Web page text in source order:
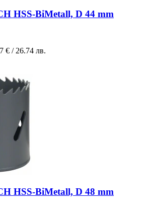
HSS-BiMetall, D 44 mm
€ / 26.74 лв.
HSS-BiMetall, D 48 mm